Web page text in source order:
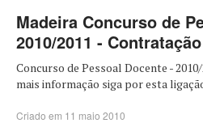
Madeira Concurso de
2010/2011 - Contratação
Concurso de Pessoal Docente -
mais informação siga por esta
Criado em 11 maio 2010